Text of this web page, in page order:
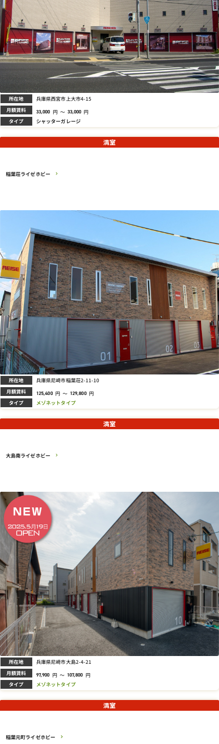
所在地 兵庫県西宮市上大市4-15
月額賃料 33,000 円 ～ 33,000 円
タイプ シャッターガレージ
稲葉荘ライゼホビー
満室
所在地 兵庫県尼崎市稲葉荘2-11-10
月額賃料 125,400 円 ～ 129,800 円
タイプ メゾネットタイプ
大島南ライゼホビー
満室
所在地 兵庫県尼崎市大島2-4-21
月額賃料 97,900 円 ～ 107,800 円
タイプ メゾネットタイプ
稲葉元町ライゼホビー
満室